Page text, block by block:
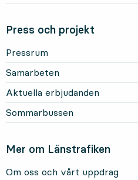
Press och projekt
Pressrum
Samarbeten
Aktuella erbjudanden
Sommarbussen
Mer om Länstrafiken
Om oss och vårt uppdrag